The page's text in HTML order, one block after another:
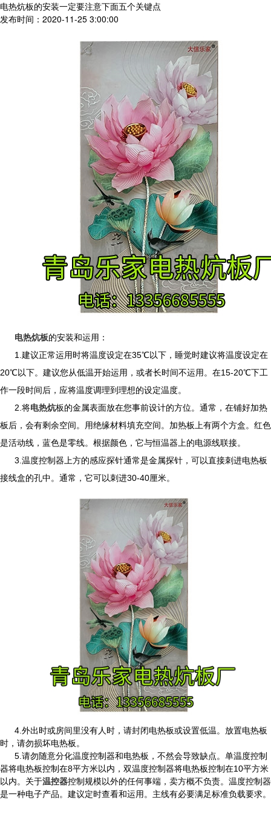
电热炕板的安装一定要注意下面五个关键点
发布时间：2020-11-25 3:00:00
电热炕板的安装和运用：
1.建议正常运用时将温度设定在35℃以下，睡觉时建议将温度设定在
20℃以下。建议您从低温开始运用，或者长时间不运用。在15-20℃下工
作一段时间后，应将温度调理到理想的设定温度。
2.将电热炕板的金属表面放在您事前设计的方位。通常，在铺好加热
板后，会有剩余空间。用绝缘材料填充空间。加热板上有两个方盒。红色
是活动线，蓝色是零线。根据颜色，它与恒温器上的电源线联接。
3.温度控制器上方的感应探针通常是金属探针，可以直接刺进电热板
接线盒的孔中。通常，它可以刺进30-40厘米。
4.外出时或房间里没有人时，请封闭电热板或设置低温。 放置电热板
时，请勿损坏电热板。
5.请勿随意分化温度控制器和电热板，不然会导致缺点。单温度控制
器将电热板控制在8平方米以内，双温度控制器将电热板控制在10平方米
以内。关于温控器控制规模以外的任何事端，卖方概不负责。温度控制器
是一种电子产品。建议定时查看和运用。主线有必要满足标准负载要求。